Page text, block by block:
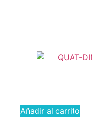
Añadir al carrito